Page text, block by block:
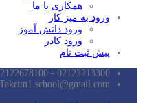
همکاری با ما
ورود به میز کار
ورود دانش آموز
ورود کادر
پیش ثبت نام
02122213300 - 02122678100
Takrim1.school@gmail.com